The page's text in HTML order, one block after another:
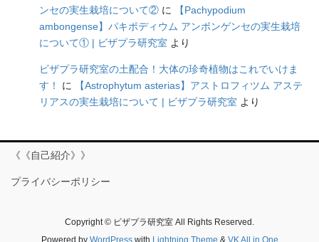
ンセの実生栽培について② に
【Pachypodium
ambongense】パキポディウム アンボンゲンセの実生栽培
について① | ビザプラ研究室 より
ビザプラ研究室の土配合！大体の珍奇植物はこれでいけま
す！
に
【Astrophytum asterias】アストロフィツム アステ
リアスの実生栽培について | ビザプラ研究室 より
《《自己紹介》》
プライバシーポリシー
Copyright © ビザプラ研究室 All Rights Reserved.
Powered by WordPresswith Lightning Theme & VK All in One